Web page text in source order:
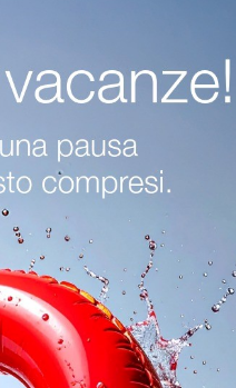
Del Garda Negozio
Richiedi